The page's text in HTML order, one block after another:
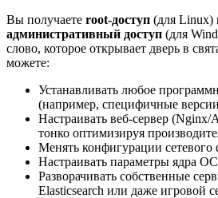
Вы получаете root-доступ (для Linux)
административный доступ (для
слово, которое открывает дверь в
можете:
Устанавливать любое
(например, специфичные
Настраивать веб-сервер
тонко оптимизируя
Менять конфигурации сетевого
Настраивать параметры ядра
Разворачивать собственные
Elasticsearch или даже игровой